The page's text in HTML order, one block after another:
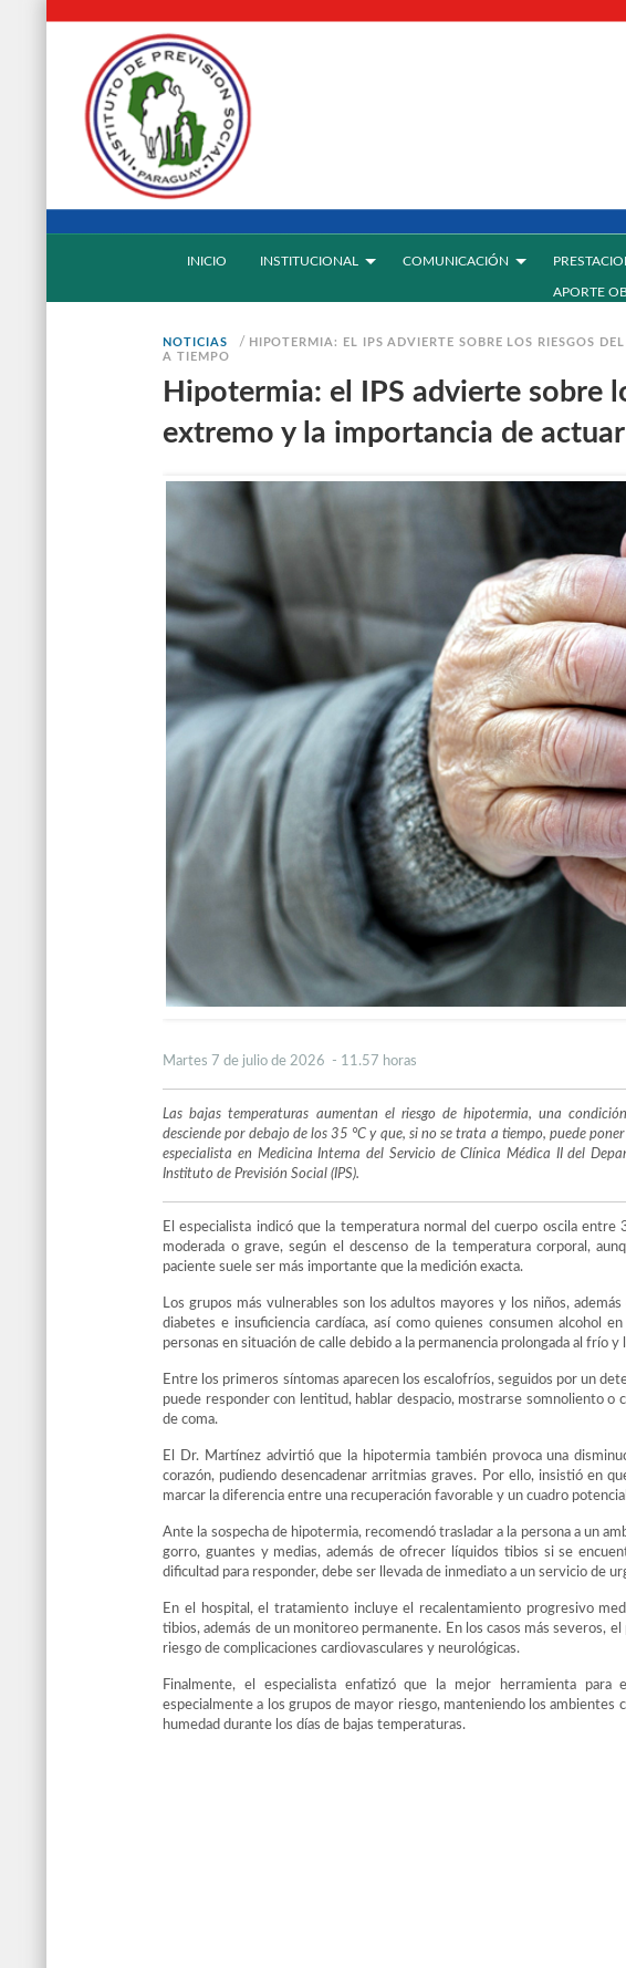
INICIO INSTITUCIONAL COMUNICACIÓN
APORTE
NOTICIAS / HIPOTERMIA: EL IPS ADVIERTE SOBRE LOS RIESGOS
A TIEMPO
Hipotermia: el IPS advierte sobre
extremo y la importancia de
Martes 7 de julio de 2026 - 11.57 horas
Las bajas temperaturas aumentan el riesgo de hipotermia, una
desciende por debajo de los 35 °C y que, si no se trata a tiempo, puede
especialista en Medicina Interna del Servicio de Clínica Médica II del
Instituto de Previsión Social (IPS).
El especialista indicó que la temperatura normal del cuerpo oscila
moderada o grave, según el descenso de la temperatura corporal,
paciente suele ser más importante que la medición exacta.
Los grupos más vulnerables son los adultos mayores y los niños,
diabetes e insuficiencia cardíaca, así como quienes consumen alcohol
personas en situación de calle debido a la permanencia prolongada al frío y
Entre los primeros síntomas aparecen los escalofríos, seguidos por un
puede responder con lentitud, hablar despacio, mostrarse somnoliento o
de coma.
El Dr. Martínez advirtió que la hipotermia también provoca una
corazón, pudiendo desencadenar arritmias graves. Por ello, insistió en
marcar la diferencia entre una recuperación favorable y un cuadro
Ante la sospecha de hipotermia, recomendó trasladar a la persona a un
gorro, guantes y medias, además de ofrecer líquidos tibios si se
dificultad para responder, debe ser llevada de inmediato a un servicio de
En el hospital, el tratamiento incluye el recalentamiento progresivo
tibios, además de un monitoreo permanente. En los casos más severos,
riesgo de complicaciones cardiovasculares y neurológicas.
Finalmente, el especialista enfatizó que la mejor herramienta
especialmente a los grupos de mayor riesgo, manteniendo los ambientes
humedad durante los días de bajas temperaturas.